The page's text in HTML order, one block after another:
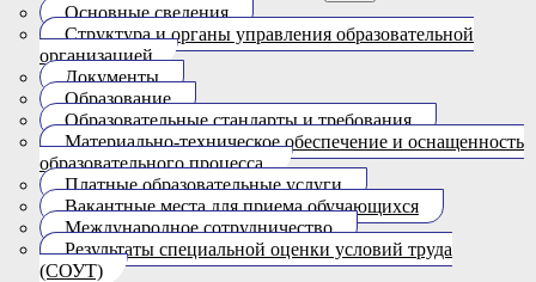
Основные сведения
Структура и органы управления образовательной
организацией
Документы
Образование
Образовательные стандарты и требования
Материально-техническое обеспечение и оснащенность
образовательного процесса.
Платные образовательные услуги
Вакантные места для приема обучающихся
Международное сотрудничество
Результаты специальной оценки условий труда
(СОУТ)